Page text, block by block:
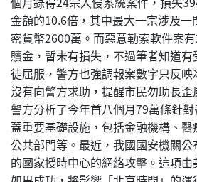
金額的10.6倍，其中最大一宗涉及
密貨幣2600萬。而惡意勒索軟件案
贖金，暫未有損失，不過筆者知道
徒屈服，警方也強調報案數字只反
沒有向警方求助，提醒市民勿助長歪
警方分析了今年首八個月79萬條針
蓋重要基礎設施，包括金融機構、
公共部門等。最近，我國國安機關
的國家授時中心的網絡攻擊。這項